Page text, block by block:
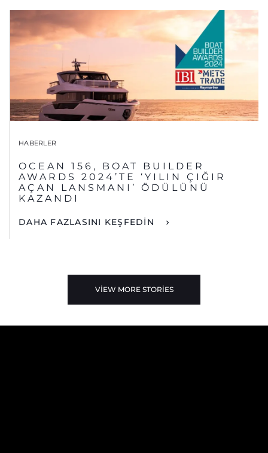
HABERLER
OCEAN 156, BOAT BUILDER
AWARDS 2024’TE ‘YILIN ÇIĞIR
AÇAN LANSMANI’ ÖDÜLÜNÜ
KAZANDI
DAHA FAZLASINI KEŞFEDİN
VIEW MORE STORIES